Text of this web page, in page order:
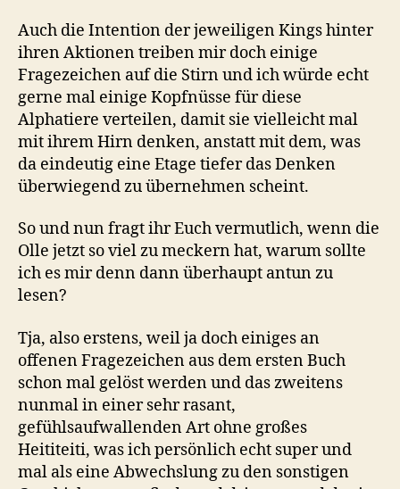
Auch die Intention der jeweiligen Kings hinter
ihren Aktionen treiben mir doch einige
Fragezeichen auf die Stirn und ich würde echt
gerne mal einige Kopfnüsse für diese
Alphatiere verteilen, damit sie vielleicht mal
mit ihrem Hirn denken, anstatt mit dem, was
da eindeutig eine Etage tiefer das Denken
überwiegend zu übernehmen scheint.
So und nun fragt ihr Euch vermutlich, wenn die
Olle jetzt so viel zu meckern hat, warum sollte
ich es mir denn dann überhaupt antun zu
lesen?
Tja, also erstens, weil ja doch einiges an
offenen Fragezeichen aus dem ersten Buch
schon mal gelöst werden und das zweitens
nunmal in einer sehr rasant,
gefühlsaufwallenden Art ohne großes
Heititeiti, was ich persönlich echt super und
mal als eine Abwechslung zu den sonstigen